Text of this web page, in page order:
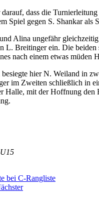
dass die
Spiel gegen S. Shankar
Alina ungefähr
L. Breitinger ein. Die
nach einem etwas
hier N. Weiland in
im Zweiten schließlich in
Halle, mit der Hoffnung
bei C-Rangliste